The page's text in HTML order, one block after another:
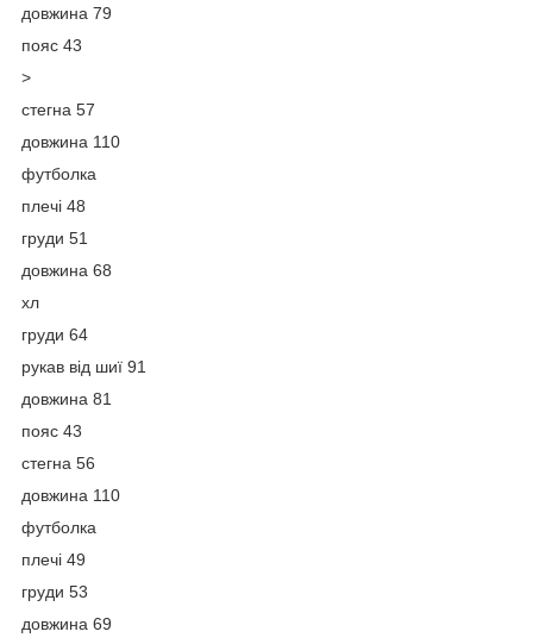
довжина 79
пояс 43
>
стегна 57
довжина 110
футболка
плечі 48
груди 51
довжина 68
хл
груди 64
рукав від шиї 91
довжина 81
пояс 43
стегна 56
довжина 110
футболка
плечі 49
груди 53
довжина 69